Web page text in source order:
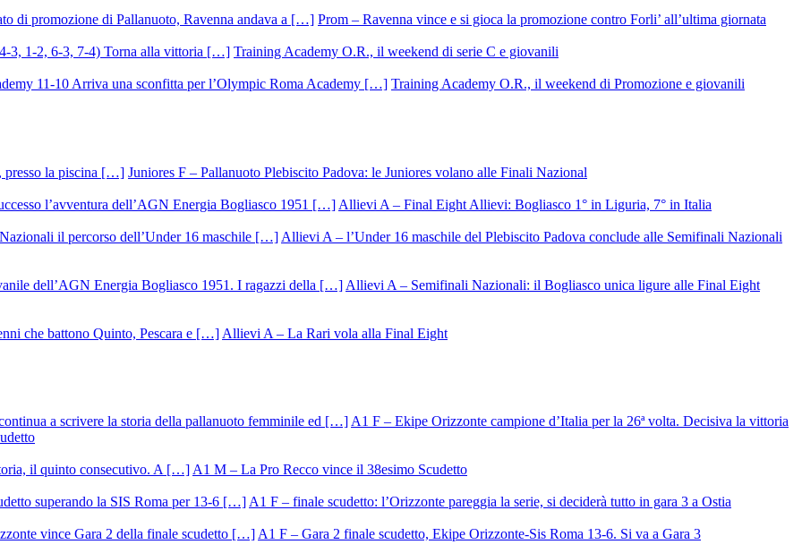
Prom – Ravenna vince e si gioca la promozione contro Forli’ all’ultima giornata
Training Academy O.R., il weekend di serie C e giovanili
Training Academy O.R., il weekend di Promozione e giovanili
Juniores F – Pallanuoto Plebiscito Padova: le Juniores volano alle Finali Nazional
Allievi A – Final Eight Allievi: Bogliasco 1° in Liguria, 7° in Italia
Allievi A – l’Under 16 maschile del Plebiscito Padova conclude alle Semifinali Nazionali
Allievi A – Semifinali Nazionali: il Bogliasco unica ligure alle Final Eight
Allievi A – La Rari vola alla Final Eight
A1 F – Ekipe Orizzonte campione d’Italia per la 26ª volta. Decisiva la vittoria
A1 M – La Pro Recco vince il 38esimo Scudetto
A1 F – finale scudetto: l’Orizzonte pareggia la serie, si deciderà tutto in gara 3 a Ostia
A1 F – Gara 2 finale scudetto, Ekipe Orizzonte-Sis Roma 13-6. Si va a Gara 3